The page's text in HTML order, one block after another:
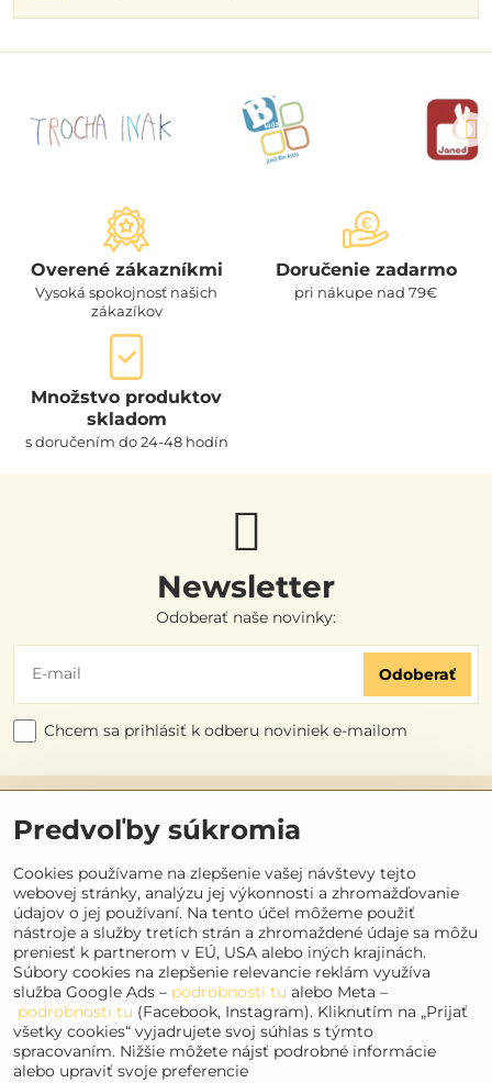
Overené zákazníkmi
Vysoká spokojnosť našich
zákazíkov
Doručenie zadarmo
pri nákupe nad 79€
Množstvo produktov
skladom
s doručením do 24-48 hodín
Newsletter
Odoberať naše novinky:
Odoberať
Chcem sa prihlásiť k odberu noviniek e-mailom
Užitočné odkazy
Objednávky
Kontakt
Sociálne siete
Facebook
Instagram
Youtube
Predvoľby súkromia
Cookies používame na zlepšenie vašej návštevy tejto
webovej stránky, analýzu jej výkonnosti a zhromažďovanie
údajov o jej používaní. Na tento účel môžeme použiť
nástroje a služby tretích strán a zhromaždené údaje sa môžu
preniesť k partnerom v EÚ, USA alebo iných krajinách.
Súbory cookies na zlepšenie relevancie reklám využíva
služba Google Ads – podrobnosti tu alebo Meta –
podrobnosti tu (Facebook, Instagram). Kliknutím na „Prijať
všetky cookies“ vyjadrujete svoj súhlas s týmto
spracovaním. Nižšie môžete nájsť podrobné informácie
alebo upraviť svoje preferencie